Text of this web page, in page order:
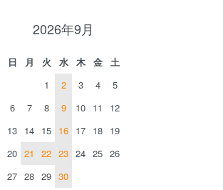
2026年9月
日 月 火 水 木 金
土
1
2 3 4
5
6
7 8 9 10 11
12
13 14 15 16 17 18 19
20 21 22 23 24 25 26
27 28 29 30